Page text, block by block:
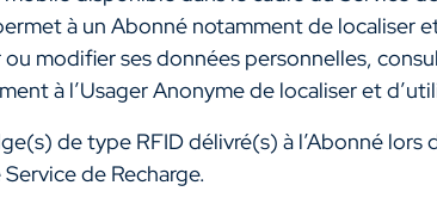
à un Abonné notamment de localiser
modifier ses données personnelles,
à l’Usager Anonyme de localiser et
de type RFID délivré(s) à l’Abonné
de Recharge.